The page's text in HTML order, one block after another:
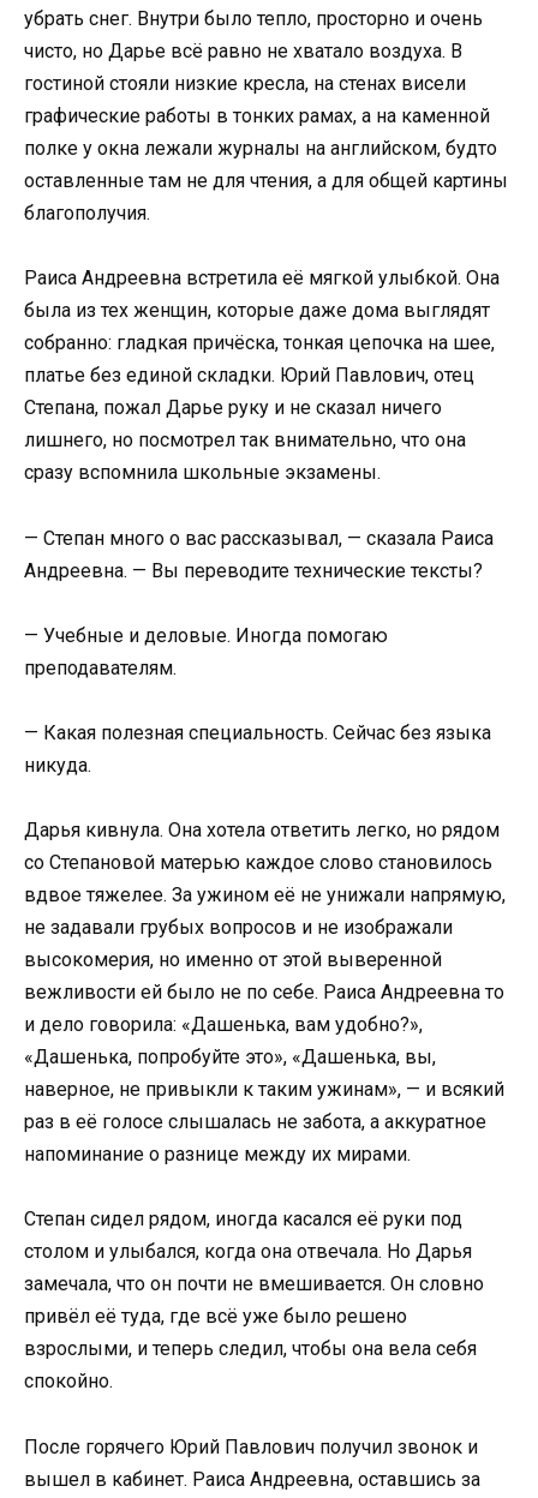
убрать снег. Внутри было тепло, просторно и очень
чисто, но Дарье всё равно не хватало воздуха. В
гостиной стояли низкие кресла, на стенах висели
графические работы в тонких рамах, а на каменной
полке у окна лежали журналы на английском, будто
оставленные там не для чтения, а для общей картины
благополучия.
Раиса Андреевна встретила её мягкой улыбкой. Она
была из тех женщин, которые даже дома выглядят
собранно: гладкая причёска, тонкая цепочка на шее,
платье без единой складки. Юрий Павлович, отец
Степана, пожал Дарье руку и не сказал ничего
лишнего, но посмотрел так внимательно, что она
сразу вспомнила школьные экзамены.
— Степан много о вас рассказывал, — сказала Раиса
Андреевна. — Вы переводите технические тексты?
— Учебные и деловые. Иногда помогаю
преподавателям.
— Какая полезная специальность. Сейчас без языка
никуда.
Дарья кивнула. Она хотела ответить легко, но рядом
со Степановой матерью каждое слово становилось
вдвое тяжелее. За ужином её не унижали напрямую,
не задавали грубых вопросов и не изображали
высокомерия, но именно от этой выверенной
вежливости ей было не по себе. Раиса Андреевна то
и дело говорила: «Дашенька, вам удобно?»,
«Дашенька, попробуйте это», «Дашенька, вы,
наверное, не привыкли к таким ужинам», — и всякий
раз в её голосе слышалась не забота, а аккуратное
напоминание о разнице между их мирами.
Степан сидел рядом, иногда касался её руки под
столом и улыбался, когда она отвечала. Но Дарья
замечала, что он почти не вмешивается. Он словно
привёл её туда, где всё уже было решено
взрослыми, и теперь следил, чтобы она вела себя
спокойно.
После горячего Юрий Павлович получил звонок и
вышел в кабинет. Раиса Андреевна, оставшись за